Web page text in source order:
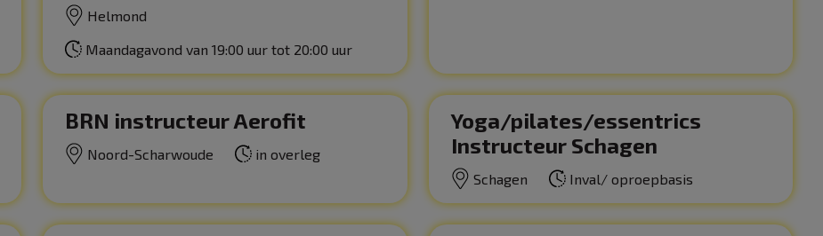
Helmond
Maandagavond van 19:00 uur tot 20:00 uur
BRN instructeur Aerofit
Noord-Scharwoude in overleg
Yoga/pilates/essentrics
Instructeur Schagen
Schagen Inval/ oproepbasis